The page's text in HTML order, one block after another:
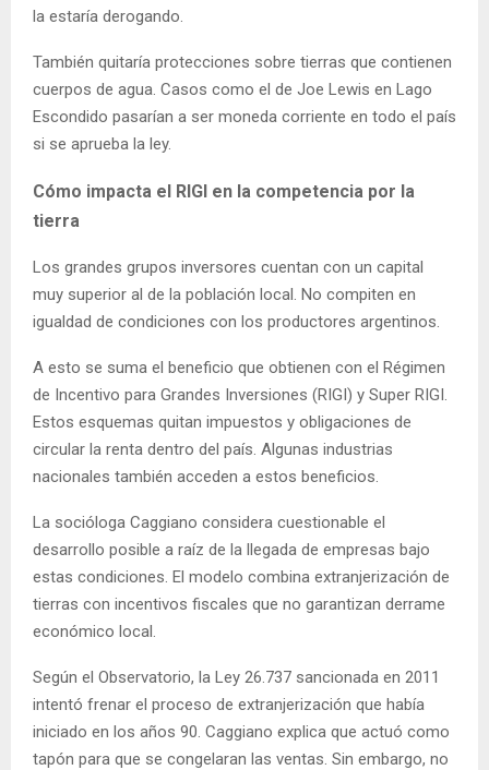
la estaría derogando.
También quitaría protecciones sobre tierras que contienen
cuerpos de agua. Casos como el de Joe Lewis en Lago
Escondido pasarían a ser moneda corriente en todo el país
si se aprueba la ley.
Cómo impacta el RIGI en la competencia por la
tierra
Los grandes grupos inversores cuentan con un capital
muy superior al de la población local. No compiten en
igualdad de condiciones con los productores argentinos.
A esto se suma el beneficio que obtienen con el Régimen
de Incentivo para Grandes Inversiones (RIGI) y Super RIGI.
Estos esquemas quitan impuestos y obligaciones de
circular la renta dentro del país. Algunas industrias
nacionales también acceden a estos beneficios.
La socióloga Caggiano considera cuestionable el
desarrollo posible a raíz de la llegada de empresas bajo
estas condiciones. El modelo combina extranjerización de
tierras con incentivos fiscales que no garantizan derrame
económico local.
Según el Observatorio, la Ley 26.737 sancionada en 2011
intentó frenar el proceso de extranjerización que había
iniciado en los años 90. Caggiano explica que actuó como
tapón para que se congelaran las ventas. Sin embargo, no